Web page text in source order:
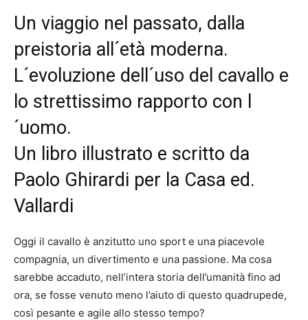
Un viaggio nel passato, dalla
preistoria all´età moderna.
L´evoluzione dell´uso del cavallo e
lo strettissimo rapporto con l
´uomo.
Un libro illustrato e scritto da
Paolo Ghirardi per la Casa ed.
Vallardi
Oggi il cavallo è anzitutto uno sport e una piacevole
compagnia, un divertimento e una passione. Ma cosa
sarebbe accaduto, nell’intera storia dell’umanità fino ad
ora, se fosse venuto meno l’aiuto di questo quadrupede,
così pesante e agile allo stesso tempo?